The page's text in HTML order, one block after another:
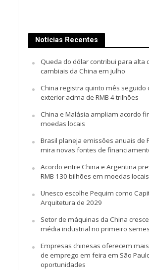
Notícias Recentes
Queda do dólar contribui para alta
cambiais da China em julho
China registra quinto mês seguido
exterior acima de RMB 4 trilhões
China e Malásia ampliam acordo
moedas locais
Brasil planeja emissões anuais de
mira novas fontes de
Acordo entre China e Argentina
RMB 130 bilhões em moedas locais
Unesco escolhe Pequim como
Arquitetura de 2029
Setor de máquinas da China
média industrial no primeiro
Empresas chinesas oferecem
de emprego em feira em São
oportunidades